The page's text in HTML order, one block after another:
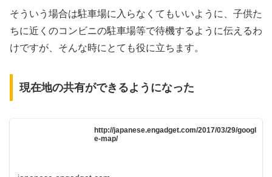
そういう場合は駐車場に入らなくてもいいように、子供た
ちに近くのコンビニの駐車場等で待機するように伝えるわ
けですが、そんな時にとても役に立ちます。
現在地の共有ができるようになった
http://japanese.engadget.com/2017/03/29/googl
e-map/